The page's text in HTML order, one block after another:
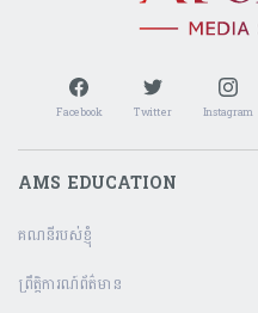
Facebook Twitter Instagram
AMS EDUCATION
គណនី​របស់ខ្ញុំ
ព្រឹត្តិការណ៍ព័ត៌មាន